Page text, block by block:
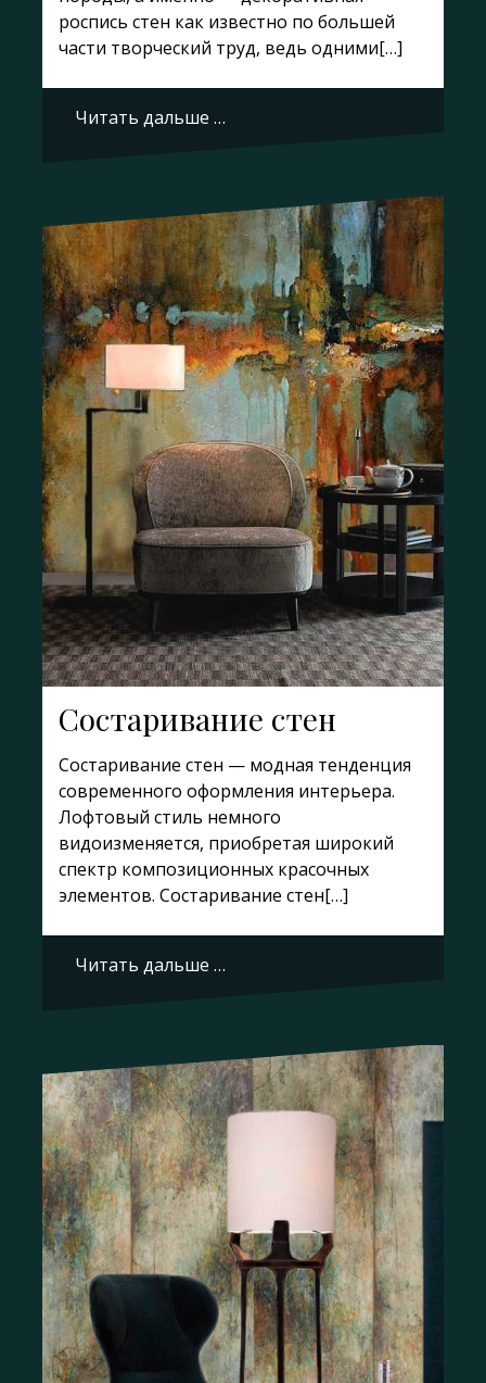
роспись стен как известно по большей
части творческий труд, ведь одними[…]
Читать дальше …
Состаривание стен
Состаривание стен — модная тенденция
современного оформления интерьера.
Лофтовый стиль немного
видоизменяется, приобретая широкий
спектр композиционных красочных
элементов. Состаривание стен[…]
Читать дальше …